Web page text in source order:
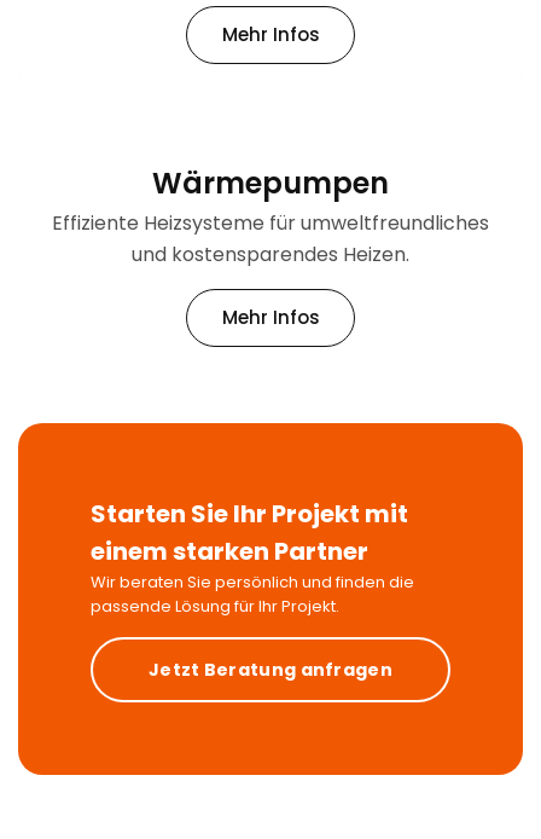
Mehr Infos
Wärmepumpen
Effiziente Heizsysteme für umweltfreundliches
und kostensparendes Heizen.
Mehr Infos
Starten Sie Ihr Projekt mit
einem starken Partner
Wir beraten Sie persönlich und finden die
passende Lösung für Ihr Projekt.
Jetzt Beratung anfragen